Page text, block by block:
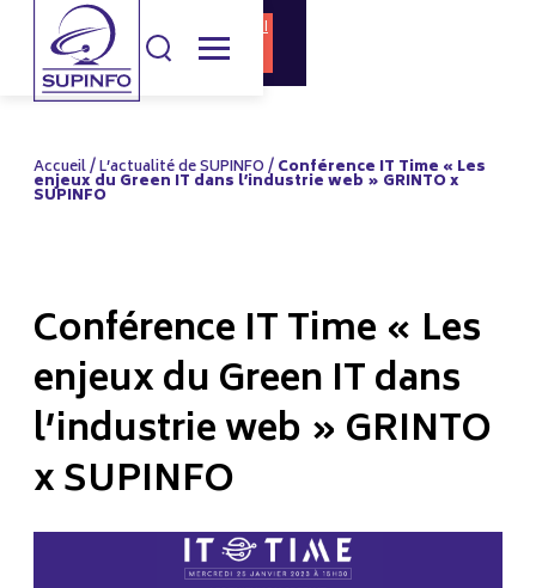
CANDIDATURE
DOCUMENTATI
ON
Accueil/L’actualité de SUPINFO/Conférence IT Time « Les
enjeux du Green IT dans l’industrie web » GRINTO x
SUPINFO
Conférence IT Time « Les
enjeux du Green IT dans
l’industrie web » GRINTO
x SUPINFO